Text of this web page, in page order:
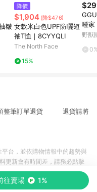
皺
降價
$1,904 (降$476)
女款米白色UPF防曬短
袖T恤｜8CYYQLI
The North Face
15%
噔家
2款)
野獸
整筆訂單退貨 退貨請將
往賣場 1%
台，並依購物情報中的趨勢與
更新會有時間差，請務必點擊
，一切資訊以合作廠商網頁為